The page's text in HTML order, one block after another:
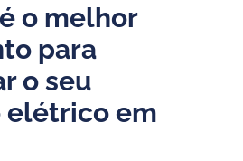
o melhor
para
o seu
em